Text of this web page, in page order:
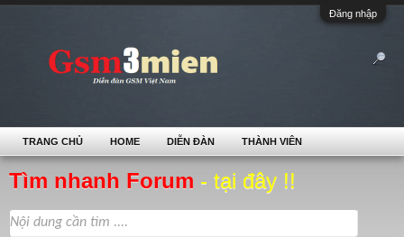
Đăng nhập
Tìm nhanh Forum - tại đây !!
TRANG CHỦ HOME DIỄN ĐÀN THÀNH VIÊN